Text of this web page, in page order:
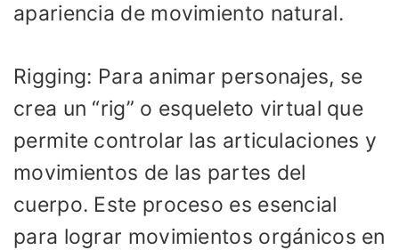
apariencia de movimiento natural.
Rigging: Para animar personajes, se
crea un “rig” o esqueleto virtual que
permite controlar las articulaciones y
movimientos de las partes del
cuerpo. Este proceso es esencial
para lograr movimientos orgánicos en